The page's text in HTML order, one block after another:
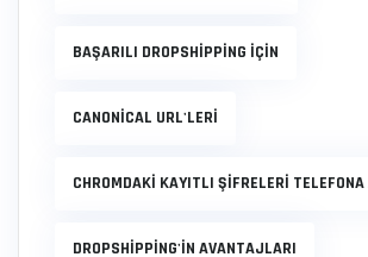
BAŞARILI DROPSHIPPING IÇIN
CANONICAL URL'LERI
CHROMDAKI KAYITLI ŞIFRELERI
DROPSHIPPING'IN AVANTAJLARI